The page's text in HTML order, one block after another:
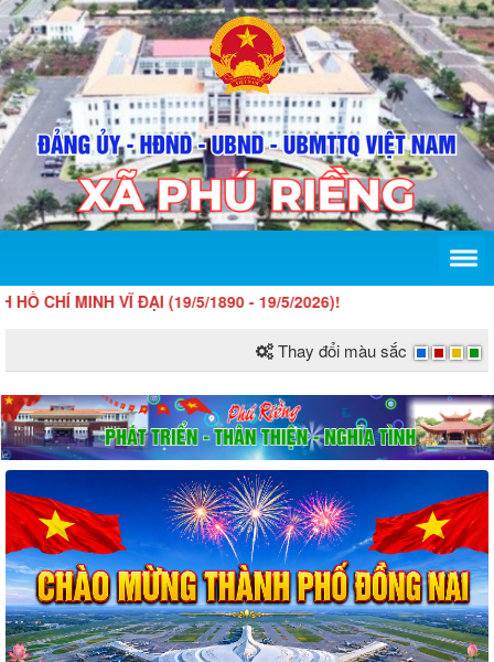
MINH VĨ ĐẠI (19/5/1890 - 19/5/2026)!
Thay đổi màu sắc